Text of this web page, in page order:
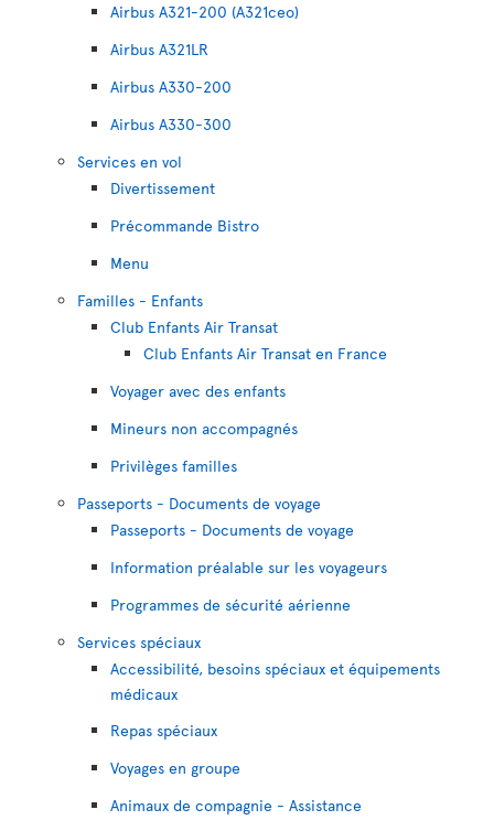
Airbus A321-200 (A321ceo)
Airbus A321LR
Airbus A330-200
Airbus A330-300
Services en vol
Divertissement
Précommande Bistro
Menu
Familles - Enfants
Club Enfants Air Transat
Club Enfants Air Transat en France
Voyager avec des enfants
Mineurs non accompagnés
Privilèges familles
Passeports - Documents de voyage
Passeports - Documents de voyage
Information préalable sur les voyageurs
Programmes de sécurité aérienne
Services spéciaux
Accessibilité, besoins spéciaux et équipements
médicaux
Repas spéciaux
Voyages en groupe
Animaux de compagnie - Assistance